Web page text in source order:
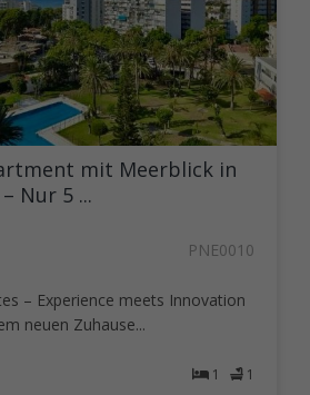
mit Meerblick in
Nur 5 ...
PNE0010
– Experience meets Innovation
neuen Zuhause...
1 1